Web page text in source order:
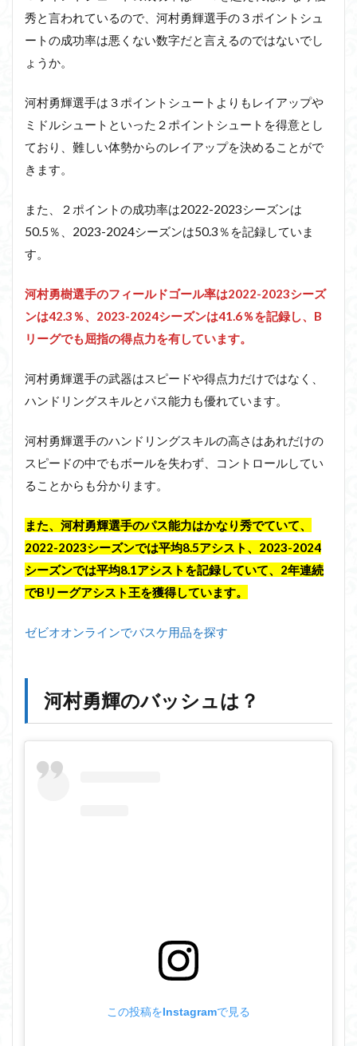
秀と言われているので、河村勇輝選手の３ポイントシュ
ートの成功率は悪くない数字だと言えるのではないでし
ょうか。
河村勇輝選手は３ポイントシュートよりもレイアップや
ミドルシュートといった２ポイントシュートを得意とし
ており、難しい体勢からのレイアップを決めることがで
きます。
また、２ポイントの成功率は2022-2023シーズンは
50.5％、2023-2024シーズンは50.3％を記録していま
す。
河村勇樹選手のフィールドゴール率は2022-2023シーズ
ンは42.3％、2023-2024シーズンは41.6％を記録し、B
リーグでも屈指の得点力を有しています。
河村勇輝選手の武器はスピードや得点力だけではなく、
ハンドリングスキルとパス能力も優れています。
河村勇輝選手のハンドリングスキルの高さはあれだけの
スピードの中でもボールを失わず、コントロールしてい
ることからも分かります。
また、河村勇輝選手のパス能力はかなり秀でていて、
2022-2023シーズンでは平均8.5アシスト、2023-2024
シーズンでは平均8.1アシストを記録していて、2年連続
でBリーグアシスト王を獲得しています。
ゼビオオンラインでバスケ用品を探す
河村勇輝のバッシュは？
この投稿をInstagramで見る